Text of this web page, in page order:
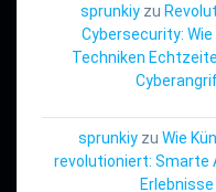
sprunkiyzu
Cybersecurity:
Techniken
sprunkiy zu Wie
revolutioniert: Smarte